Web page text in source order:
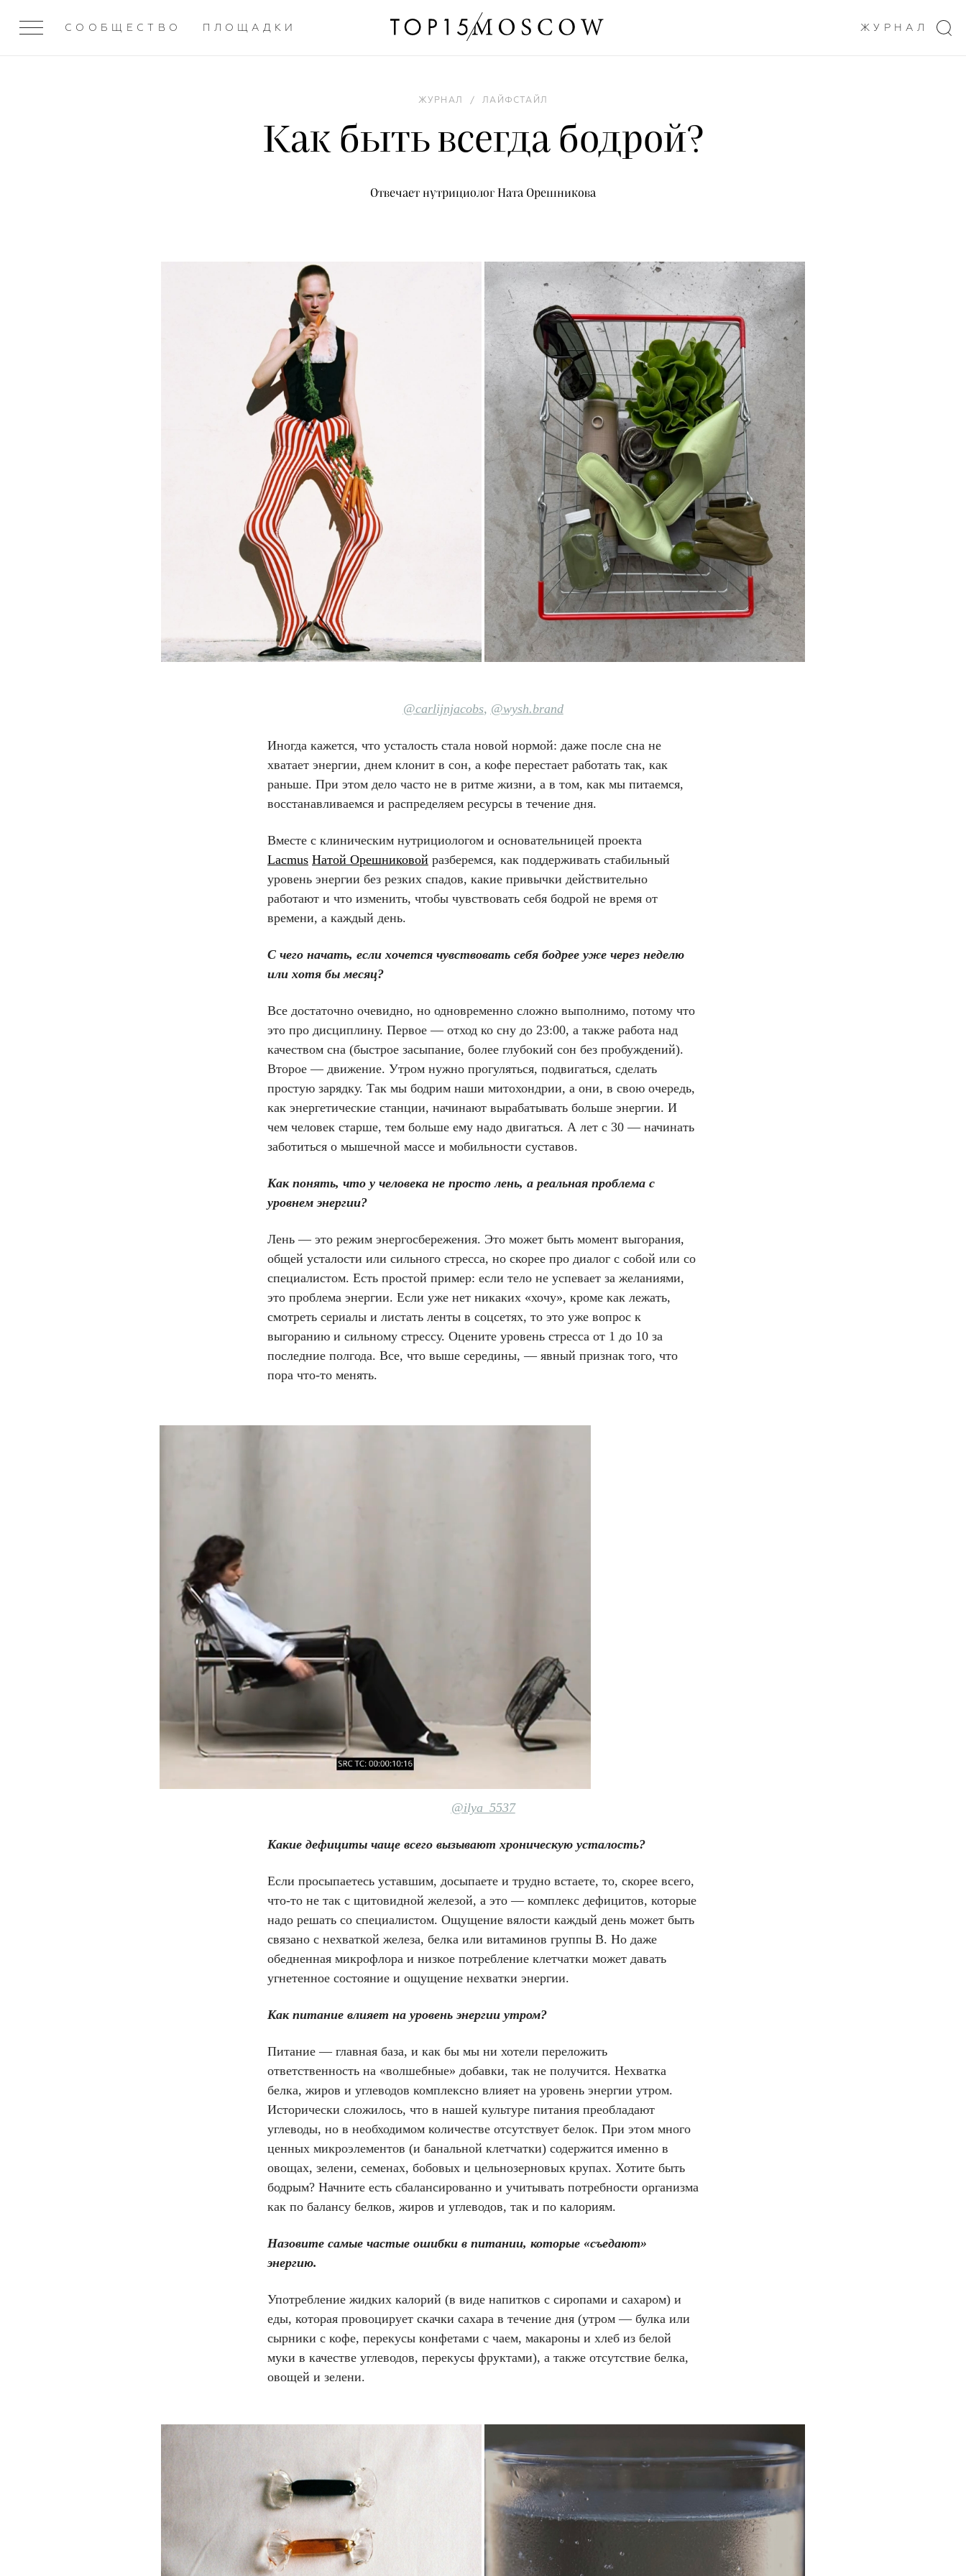
СООБЩЕСТВО ПЛОЩАДКИ ЖУРНАЛ
ЖУРНАЛ / ЛАЙФСТАЙЛ
Как быть всегда бодрой?
Отвечает нутрициолог Ната Орешникова
@carlijnjacobs, @wysh.brand
Иногда кажется, что усталость стала новой нормой: даже после сна не
хватает энергии, днем клонит в сон, а кофе перестает работать так, как
раньше. При этом дело часто не в ритме жизни, а в том, как мы питаемся,
восстанавливаемся и распределяем ресурсы в течение дня.
Вместе с клиническим нутрициологом и основательницей проекта
Lacmus Натой Орешниковой разберемся, как поддерживать стабильный
уровень энергии без резких спадов, какие привычки действительно
работают и что изменить, чтобы чувствовать себя бодрой не время от
времени, а каждый день.
С чего начать, если хочется чувствовать себя бодрее уже через неделю
или хотя бы месяц?
Все достаточно очевидно, но одновременно сложно выполнимо, потому что
это про дисциплину. Первое — отход ко сну до 23:00, а также работа над
качеством сна (быстрое засыпание, более глубокий сон без пробуждений).
Второе — движение. Утром нужно прогуляться, подвигаться, сделать
простую зарядку. Так мы бодрим наши митохондрии, а они, в свою очередь,
как энергетические станции, начинают вырабатывать больше энергии. И
чем человек старше, тем больше ему надо двигаться. А лет с 30 — начинать
заботиться о мышечной массе и мобильности суставов.
Как понять, что у человека не просто лень, а реальная проблема с
уровнем энергии?
Лень — это режим энергосбережения. Это может быть момент выгорания,
общей усталости или сильного стресса, но скорее про диалог с собой или со
специалистом. Есть простой пример: если тело не успевает за желаниями,
это проблема энергии. Если уже нет никаких «хочу», кроме как лежать,
смотреть сериалы и листать ленты в соцсетях, то это уже вопрос к
выгоранию и сильному стрессу. Оцените уровень стресса от 1 до 10 за
последние полгода. Все, что выше середины, — явный признак того, что
пора что-то менять.
@ilya_5537
Какие дефициты чаще всего вызывают хроническую усталость?
Если просыпаетесь уставшим, досыпаете и трудно встаете, то, скорее всего,
что-то не так с щитовидной железой, а это — комплекс дефицитов, которые
надо решать со специалистом. Ощущение вялости каждый день может быть
связано с нехваткой железа, белка или витаминов группы В. Но даже
обедненная микрофлора и низкое потребление клетчатки может давать
угнетенное состояние и ощущение нехватки энергии.
Как питание влияет на уровень энергии утром?
Питание — главная база, и как бы мы ни хотели переложить
ответственность на «волшебные» добавки, так не получится. Нехватка
белка, жиров и углеводов комплексно влияет на уровень энергии утром.
Исторически сложилось, что в нашей культуре питания преобладают
углеводы, но в необходимом количестве отсутствует белок. При этом много
ценных микроэлементов (и банальной клетчатки) содержится именно в
овощах, зелени, семенах, бобовых и цельнозерновых крупах. Хотите быть
бодрым? Начните есть сбалансированно и учитывать потребности организма
как по балансу белков, жиров и углеводов, так и по калориям.
Назовите самые частые ошибки в питании, которые «съедают»
энергию.
Употребление жидких калорий (в виде напитков с сиропами и сахаром) и
еды, которая провоцирует скачки сахара в течение дня (утром — булка или
сырники с кофе, перекусы конфетами с чаем, макароны и хлеб из белой
муки в качестве углеводов, перекусы фруктами), а также отсутствие белка,
овощей и зелени.